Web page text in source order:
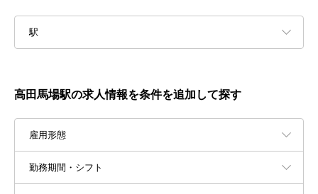
駅
高田馬場駅の求人情報を条件を追加して探す
雇用形態
勤務期間・シフト